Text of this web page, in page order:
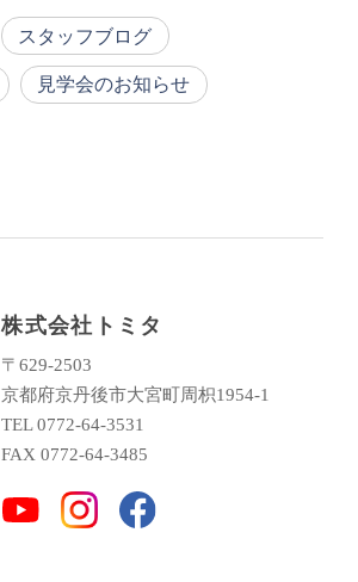
スタッフブログ
見学会のお知らせ
株式会社トミタ
〒629-2503
京都府京丹後市大宮町周枳1954-1
TEL 0772-64-3531
FAX 0772-64-3485